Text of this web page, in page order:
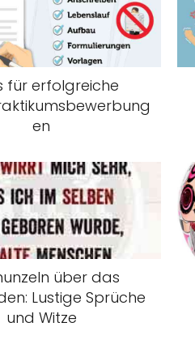
für erfolgreiche
en
über das
Lustige Sprüche
und Witze